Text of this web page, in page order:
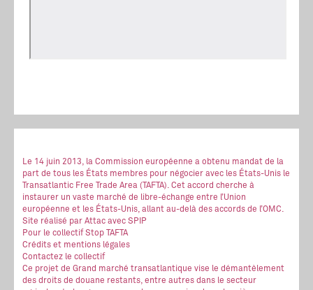
Le 14 juin 2013, la Commission européenne a obtenu mandat de la
part de tous les États membres pour négocier avec les États-Unis le
Transatlantic Free Trade Area (TAFTA). Cet accord cherche à
instaurer un vaste marché de libre-échange entre l’Union
européenne et les États-Unis, allant au-delà des accords de l’OMC.
Site réalisé par Attac avec SPIP
Pour le collectif Stop TAFTA
Crédits et mentions légales
Contactez le collectif
Ce projet de Grand marché transatlantique vise le démantèlement
des droits de douane restants, entre autres dans le secteur